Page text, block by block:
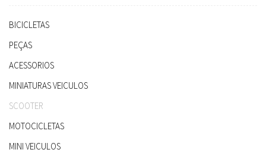
BICICLETAS
PEÇAS
ACESSORIOS
MINIATURAS VEICULOS
SCOOTER
MOTOCICLETAS
MINI VEICULOS